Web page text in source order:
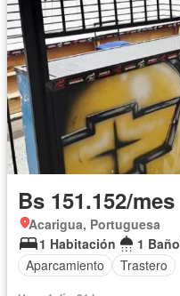
Bs 151.152/mes
Acarigua, Portuguesa
1 Habitación
1 Baño
Aparcamiento
Trastero